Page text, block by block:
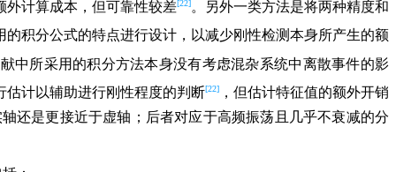
外计算成本，但可靠性较差[22]。另外一类方法是将两种精度和
积分公式的特点进行设计，以减少刚性检测本身所产生的额
中所采用的积分方法本身没有考虑混杂系统中离散事件的影
估计以辅助进行刚性程度的判断[22]
，但估计特征值的额外开销
还是更接近于虚轴；后者对应于高频振荡且几乎不衰减的分